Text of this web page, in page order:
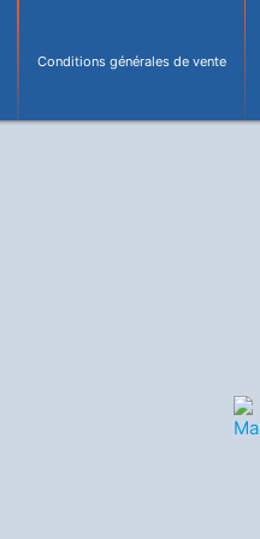
Conditions générales de vente